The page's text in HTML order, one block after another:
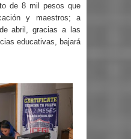
de 8 mil pesos que
y maestros; a
abril, gracias a las
educativas, bajará